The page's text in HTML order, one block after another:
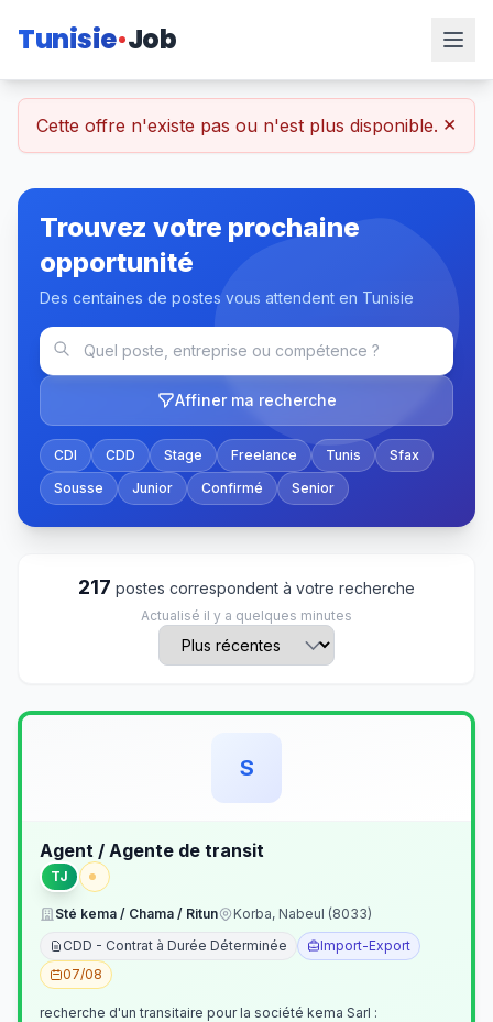
Tunisie Job
Cette offre n'existe pas ou n'est plus disponible. ×
Trouvez votre prochaine
opportunité
Des centaines de postes vous attendent en Tunisie
Affiner ma recherche
CDI CDD Stage Freelance Tunis
Sfax
Sousse
Junior Confirmé Senior
217 postes correspondent à votre recherche
Actualisé il y a quelques minutes
S
Agent / Agente de transit
TJ
Sté kema / Chama / Ritun
Korba, Nabeul (8033)
CDD - Contrat à Durée Déterminée
Import-Export
07/08
recherche d'un transitaire pour la société kema Sarl :